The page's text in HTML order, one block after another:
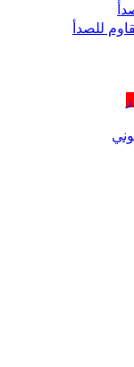
للصدأ